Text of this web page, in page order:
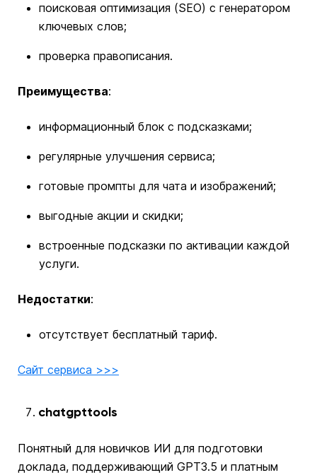
поисковая оптимизация (SEO) с генератором
ключевых слов;
проверка правописания.
Преимущества:
информационный блок с подсказками;
регулярные улучшения сервиса;
готовые промпты для чата и изображений;
выгодные акции и скидки;
встроенные подсказки по активации каждой
услуги.
Недостатки:
отсутствует бесплатный тариф.
Сайт сервиса >>>
chatgpttools
Понятный для новичков ИИ для подготовки
доклада, поддерживающий GPT3.5 и платным